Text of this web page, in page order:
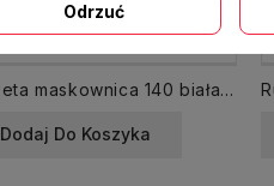
Rozeta maskownica 140 biała kołnierz
Dodaj Do Koszyka
Odrzuć